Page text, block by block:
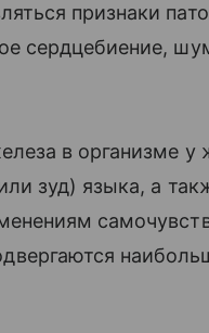
признаки
сердцебиение,
в организме
зуд) языка, а